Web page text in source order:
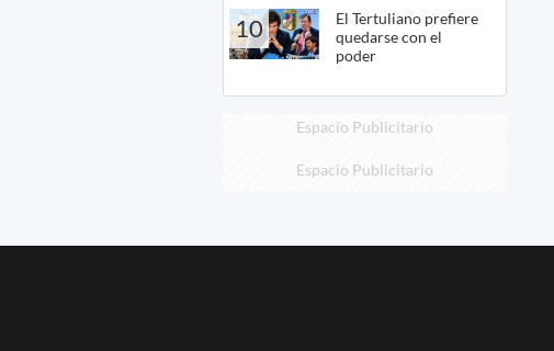
10
El Tertuliano prefiere
quedarse con el
poder
Espacio Publicitario
Espacio Publicitario